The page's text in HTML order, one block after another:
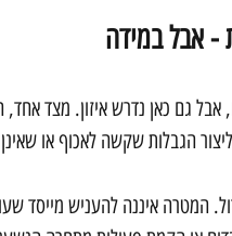
- אבל במידה
גם כאן נדרש איזון. מצד אחד,
הגבלות שקשה לאכוף או שאינן
המטרה איננה להעניש